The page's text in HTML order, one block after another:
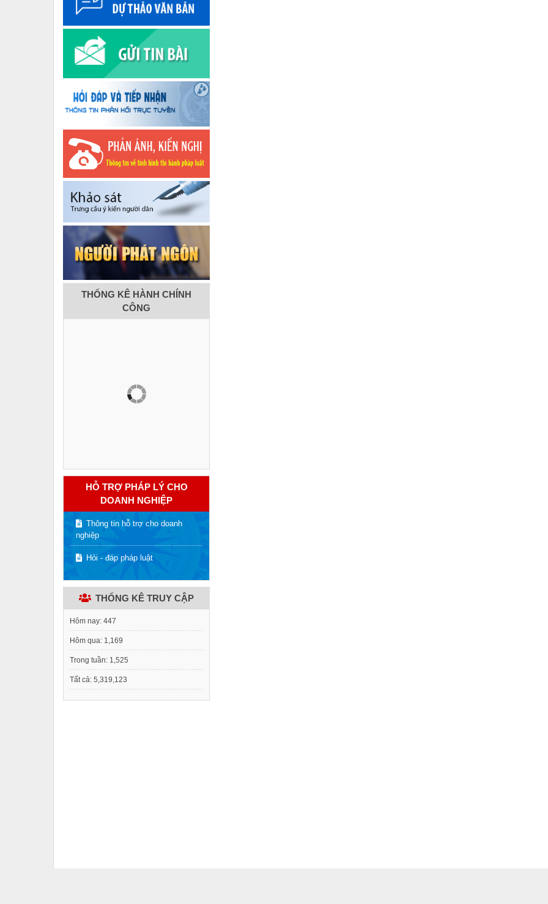
THỐNG KÊ HÀNH CHÍNH
CÔNG
HỖ TRỢ PHÁP LÝ CHO
DOANH NGHIỆP
Thông tin hỗ trợ cho doanh
nghiệp
Hỏi - đáp pháp luật
THỐNG KÊ TRUY CẬP
Hôm nay: 447
Hôm qua: 1,169
Trong tuần: 1,525
Tất cả: 5,319,123